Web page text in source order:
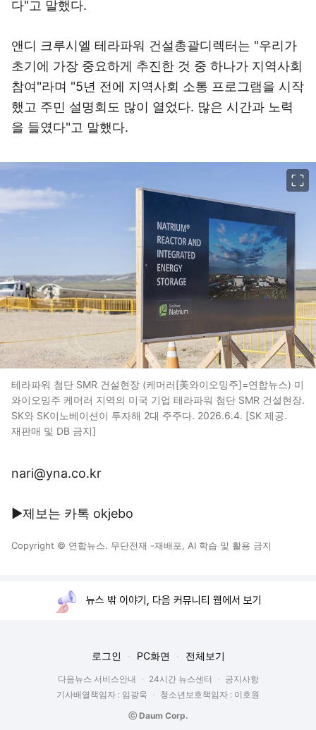
다"고 말했다.
앤디 크루시엘 테라파워 건설총괄디렉터는 "우리가
초기에 가장 중요하게 추진한 것 중 하나가 지역사회
참여"라며 "5년 전에 지역사회 소통 프로그램을 시작
했고 주민 설명회도 많이 열었다. 많은 시간과 노력
을 들였다"고 말했다.
테라파워 첨단 SMR 건설현장 (케머러[美와이오밍주]=연합뉴스) 미
와이오밍주 케머러 지역의 미국 기업 테라파워 첨단 SMR 건설현장.
SK와 SK이노베이션이 투자해 2대 주주다. 2026.6.4. [SK 제공.
재판매 및 DB 금지]
nari@yna.co.kr
▶제보는 카톡 okjebo
Copyright © 연합뉴스. 무단전재 -재배포, AI 학습 및 활용 금지
뉴스 밖 이야기, 다음 커뮤니티 웹에서 보기
로그인 PC화면 전체보기
다음뉴스 서비스안내 24시간 뉴스센터
공지사항
기사배열책임자 : 임광욱
청소년보호책임자 : 이호원
ⓒ Daum Corp.